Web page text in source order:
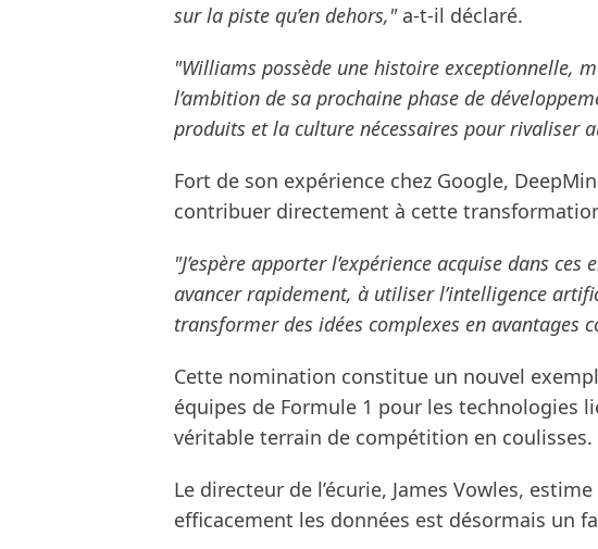
sur la piste qu’en dehors,"a-t-il déclaré.
"Williams possède une histoire exceptionnelle,
l’ambition de sa prochaine phase de
produits et la culture nécessaires pour rivaliser
Fort de son expérience chez Google,
contribuer directement à cette
"J’espère apporter l’expérience acquise dans ces
avancer rapidement, à utiliser l’intelligence
transformer des idées complexes en avantages
Cette nomination constitue un nouvel
équipes de Formule 1 pour les technologies
véritable terrain de compétition en coulisses.
Le directeur de l’écurie, James Vowles,
efficacement les données est désormais un